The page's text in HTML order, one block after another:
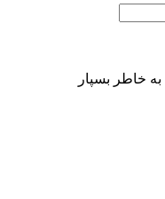
به خاطر بسپار